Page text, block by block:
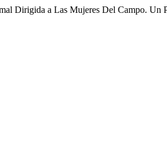
Dirigida a Las Mujeres Del Campo.